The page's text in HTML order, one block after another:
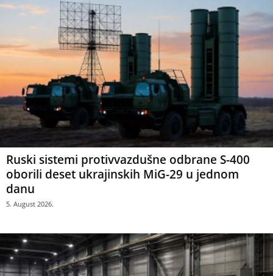
Ruski sistemi protivvazdušne odbrane S-400
oborili deset ukrajinskih MiG-29 u jednom
danu
5. August 2026.